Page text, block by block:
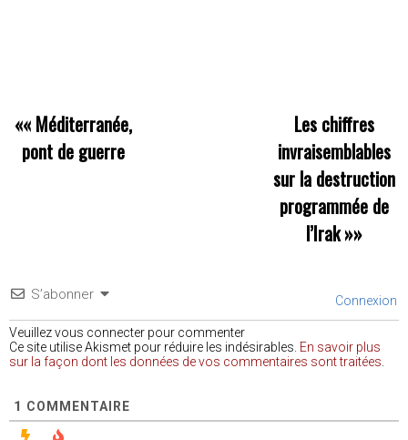
«« Méditerranée,
pont de guerre
Les chiffres
invraisemblables
sur la destruction
programmée de
l’Irak»»
S’abonner Connexion
Veuillez vous connecter pour commenter
Ce site utilise Akismet pour réduire les indésirables. En savoir plus
sur la façon dont les données de vos commentaires sont traitées
1 COMMENTAIRE